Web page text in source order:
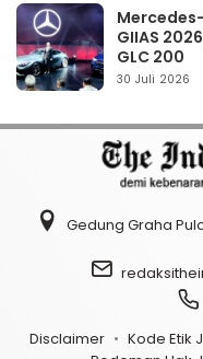
GIIAS
GLC 200
30 Juli 2026
Gedung Graha
Disclaimer
Kode Etik